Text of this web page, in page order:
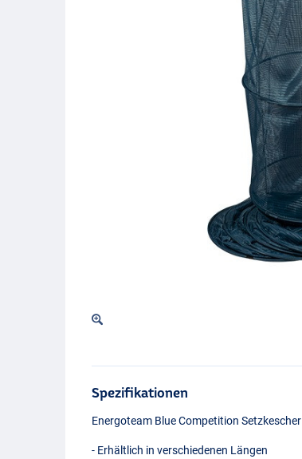
Spezifikationen
Energoteam Blue Competition Setzkescher
- Erhältlich in verschiedenen Längen